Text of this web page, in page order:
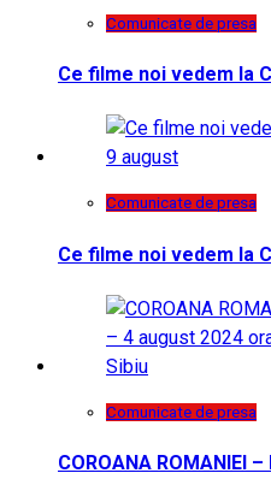
Comunicate de presa
Ce filme noi vedem la
Comunicate de presa
Ce filme noi vedem la
Comunicate de presa
COROANA ROMANIEI